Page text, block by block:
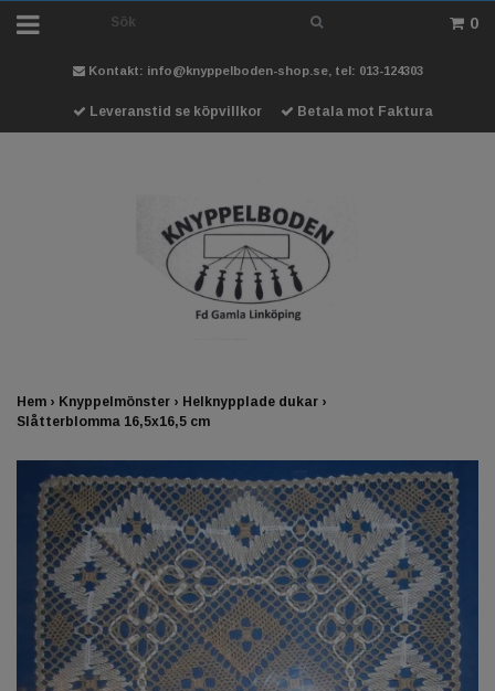
0
Kontakt: info@knyppelboden-shop.se, tel: 013-124303
Leveranstid se köpvillkor Betala mot Faktura
Hem › Knyppelmönster › Helknypplade dukar ›
Slåtterblomma 16,5x16,5 cm